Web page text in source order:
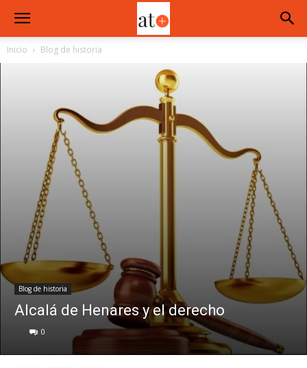
Inicio Blog de historia
Blog de historia
Alcalá de Henares y el derecho
0